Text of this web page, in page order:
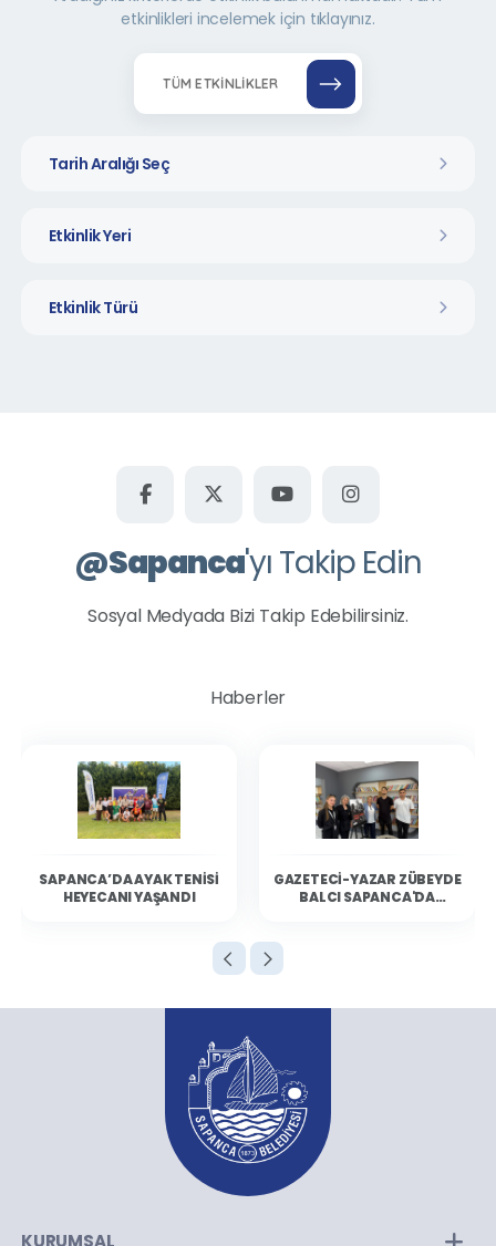
Tarih Aralığı Seç
Etkinlik Yeri
Etkinlik Türü
etkinlikleri incelemek için tıklayınız.
TÜM ETKINLIKLER
@Sapanca'yı Takip Edin
Sosyal Medyada Bizi Takip Edebilirsiniz.
Haberler
SAPANCA’DA AYAK TENISI
HEYECANI YAŞANDI
GAZETECI-YAZAR ZÜBEYDE
BALCI SAPANCA'DA
KURUMSAL